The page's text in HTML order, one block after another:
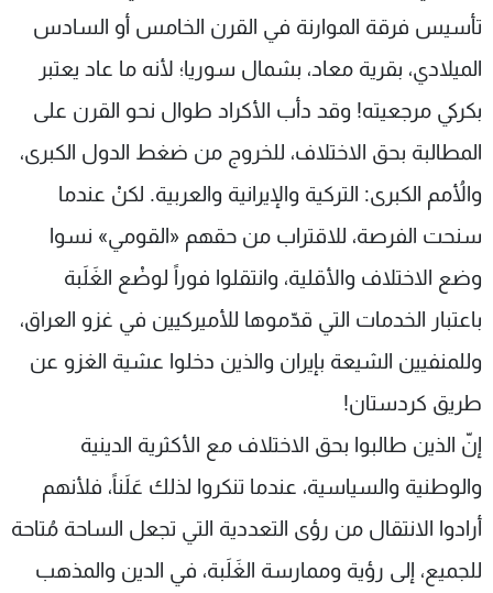
تأسيس فرقة الموارنة في القرن الخامس أو السادس
الميلادي، بقرية معاد، بشمال سوريا؛ لأنه ما عاد يعتبر
بكركي مرجعيته! وقد دأب الأكراد طوال نحو القرن على
المطالبة بحق الاختلاف، للخروج من ضغط الدول الكبرى،
والأُمم الكبرى: التركية والإيرانية والعربية. لكنْ عندما
سنحت الفرصة، للاقتراب من حقهم «القومي» نسوا
وضع الاختلاف والأقلية، وانتقلوا فوراً لوضْع الغَلَبة
باعتبار الخدمات التي قدّموها للأميركيين في غزو العراق،
وللمنفيين الشيعة بإيران والذين دخلوا عشية الغزو عن
طريق كردستان!
إنّ الذين طالبوا بحق الاختلاف مع الأكثرية الدينية
والوطنية والسياسية، عندما تنكروا لذلك عَلَناً، فلأنهم
أرادوا الانتقال من رؤى التعددية التي تجعل الساحة مُتاحة
للجميع، إلى رؤية وممارسة الغَلَبة، في الدين والمذهب